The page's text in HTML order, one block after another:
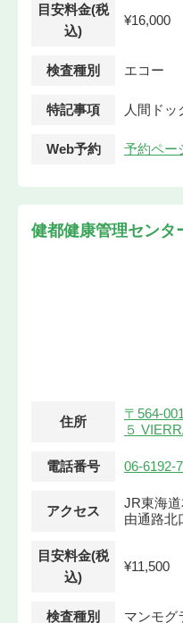
目安料金(税
込)
¥16,000
検査種別 エコー
特記事項 人間ドッ
Web予約 予約ペー
健都健康管理センタ
住所
〒564-
５
電話番号 06-6192-
アクセス
JR東海
由通路北
目安料金(税
込)
¥11,500
検査種別 マンモグ